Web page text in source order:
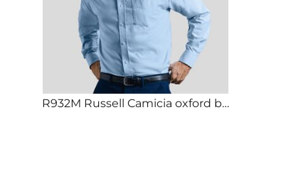
R932M Russell Camicia oxford button-down con taschino 70% cotone 30% poliestere Oxford 135g